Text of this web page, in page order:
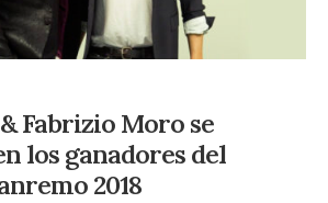
Fabrizio Moro se
los ganadores del
2018